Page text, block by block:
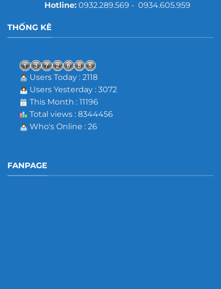
Hotline:0932.289.569 - 0934.605.959
THỐNG KÊ
Users Today : 2118
Users Yesterday : 3072
This Month : 11196
Total views : 8344456
Who's Online : 26
FANPAGE